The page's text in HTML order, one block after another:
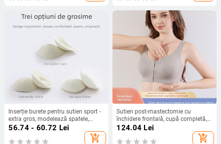
Inserție burete pentru sutien sport -
extra gros, modelează spatele,
mărește micul bust - nailon,
Youyiting, lansare vară 2022
56.74 - 60.72 Lei
add_shopping_cart
Sutien post-mastectomie cu
închidere frontală, cupă completă,
cupe subțiri modelate, nailon, fără
124.04 Lei
add_shopping_cart